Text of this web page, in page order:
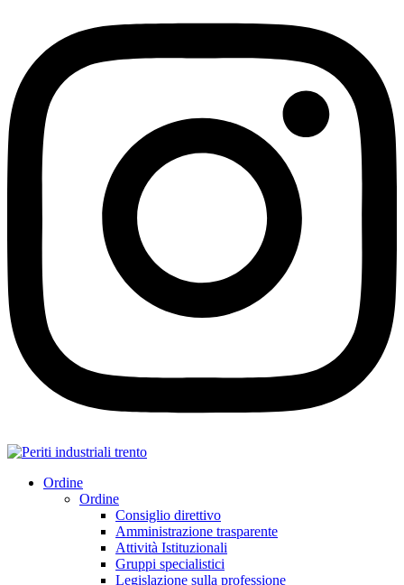
Ordine
Ordine
Consiglio direttivo
Amministrazione trasparente
Attività Istituzionali
Gruppi specialistici
Legislazione sulla professione